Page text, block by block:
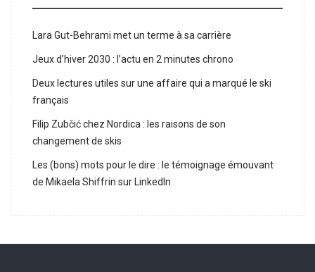
Lara Gut-Behrami met un terme à sa carrière
Jeux d’hiver 2030 : l’actu en 2 minutes chrono
Deux lectures utiles sur une affaire qui a marqué le ski
français
Filip Zubčić chez Nordica : les raisons de son
changement de skis
Les (bons) mots pour le dire : le témoignage émouvant
de Mikaela Shiffrin sur LinkedIn